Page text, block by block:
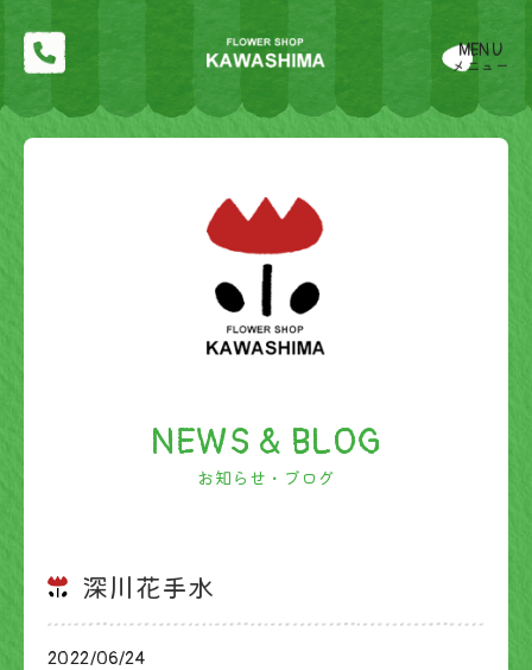
MENU
メニュー
NEWS & BLOG
お知らせ・ブログ
深川花手水
2022/06/24